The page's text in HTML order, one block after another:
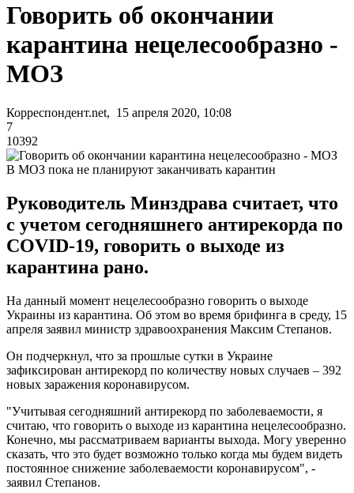
Говорить об окончании
карантина нецелесообразно -
МОЗ
Корреспондент.net, 15 апреля 2020, 10:08
7
10392
В МОЗ пока не планируют заканчивать карантин
Руководитель Минздрава считает, что
с учетом сегодняшнего антирекорда по
COVID-19, говорить о выходе из
карантина рано.
На данный момент нецелесообразно говорить о выходе
Украины из карантина. Об этом во время брифинга в среду, 15
апреля заявил министр здравоохранения Максим Степанов.
Он подчеркнул, что за прошлые сутки в Украине
зафиксирован антирекорд по количеству новых случаев – 392
новых заражения коронавирусом.
"Учитывая сегодняшний антирекорд по заболеваемости, я
считаю, что говорить о выходе из карантина нецелесообразно.
Конечно, мы рассматриваем варианты выхода. Могу уверенно
сказать, что это будет возможно только когда мы будем видеть
постоянное снижение заболеваемости коронавирусом", -
заявил Степанов.